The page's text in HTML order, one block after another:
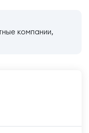
компании,